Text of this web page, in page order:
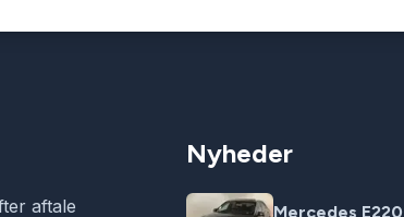
aftale
Nyheder
Mercedes E220